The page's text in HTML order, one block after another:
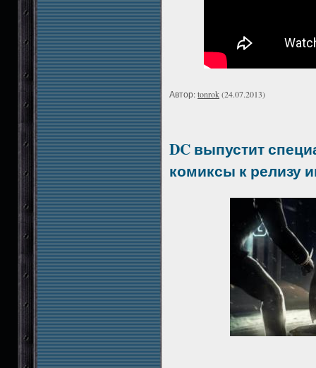
Автор:tonrok(24.07.2013)
DC выпустит
комиксы к релизу